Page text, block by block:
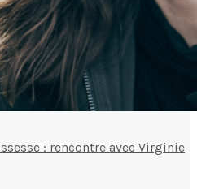
: rencontre avec Virginie